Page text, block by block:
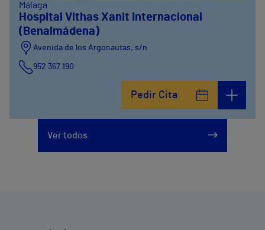
Málaga
Hospital Vithas Xanit Internacional
(Benalmádena)
Avenida de los Argonautas, s/n
952 367 190
Pedir Cita
Ver todos